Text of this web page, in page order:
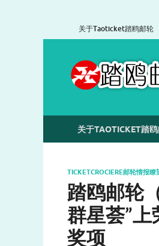
关于Taoticket踏鸥邮轮
关于TAOTICKET踏
TICKETCROCIERE邮轮情报瞭
踏鸥邮轮
群星荟”上
奖项